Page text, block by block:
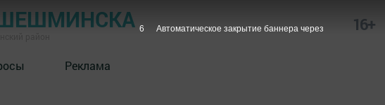
16+
Реклама
5 Автоматическое закрытие баннера через